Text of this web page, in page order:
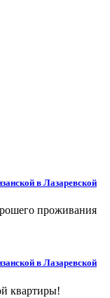
в Лазаревской
проживания
в Лазаревской
квартиры!